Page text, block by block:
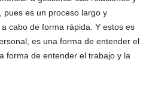
pues es un proceso largo y
cabo de forma rápida. Y estos es
es una forma de entender el
forma de entender el trabajo y la